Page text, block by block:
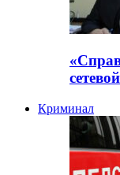
Криминал